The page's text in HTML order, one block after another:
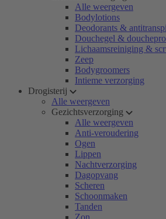
Alle weergeven
Bodylotions
Deodorants &
Douchegel &
Lichaamsreiniging &
Zeep
Bodygroomers
Intieme verzorging
Drogisterij
Alle weergeven
Gezichtsverzorging
Alle weergeven
Anti-veroudering
Ogen
Lippen
Nachtverzorging
Dagopvang
Scheren
Schoonmaken
Tanden
Zon